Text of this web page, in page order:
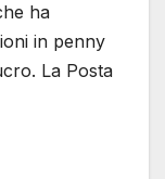
ha
in penny
La Posta